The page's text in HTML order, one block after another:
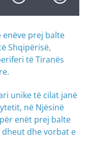
prej balte
Shqipërisë,
të Tiranës
unike të cilat janë
në Njësinë
enët prej balte
dhe vorbat e